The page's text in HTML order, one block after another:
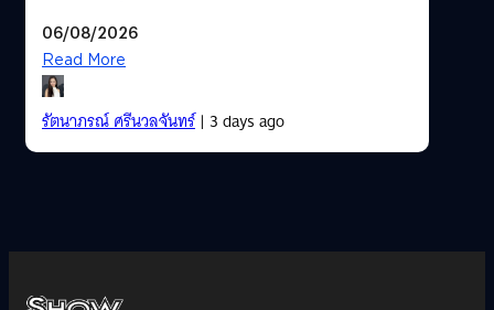
06/08/2026
Read More
รัตนาภรณ์ ศรีนวลจันทร์| 3 days ago